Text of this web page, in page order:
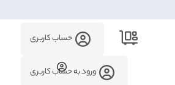
حساب کاربری
ورود به حساب کاربری